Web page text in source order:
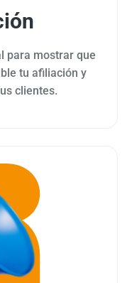
para mostrar que
tu afiliación y
clientes.